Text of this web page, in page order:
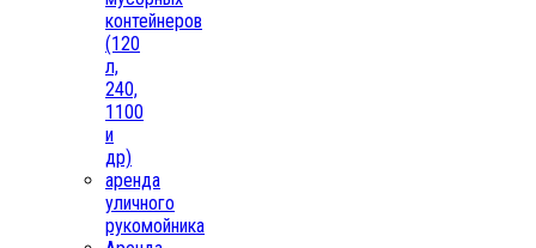
контейнеров
(120
л,
240,
1100
и
др)
аренда
уличного
рукомойника